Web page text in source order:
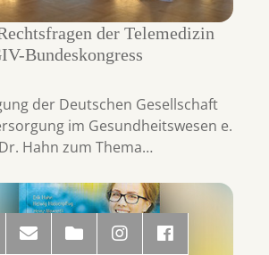
der Telemedizin
Bundeskongress
der Deutschen Gesellschaft
im Gesundheitswesen e.
Hahn zum Thema…